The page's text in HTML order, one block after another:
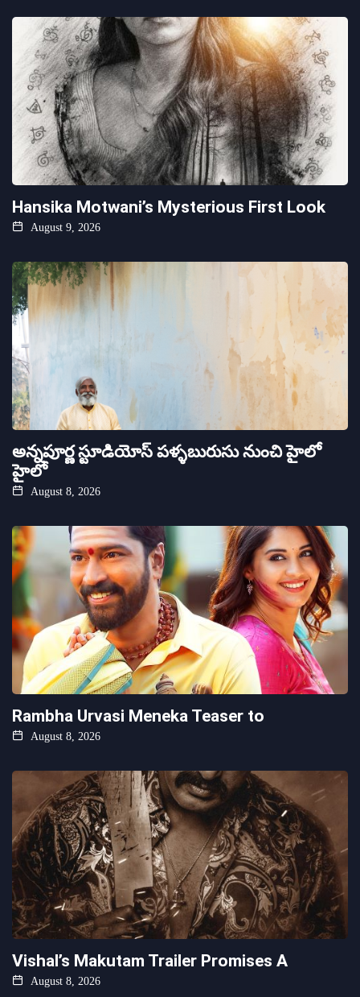
Hansika Motwani’s Mysterious First Look
August 9, 2026
అన్నపూర్ణ స్టూడియోస్ పళ్ళబురుసు నుంచి హైలో
హైలో
August 8, 2026
Rambha Urvasi Meneka Teaser to
August 8, 2026
Vishal’s Makutam Trailer Promises A
August 8, 2026